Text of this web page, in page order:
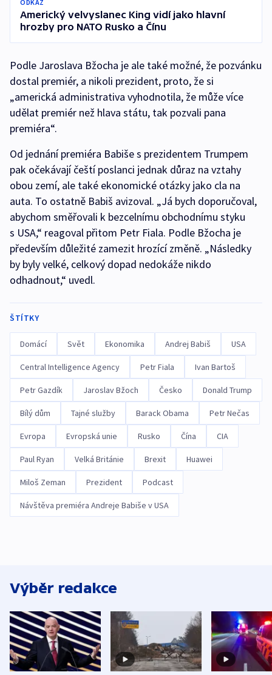
ODKAZ
Americký velvyslanec King vidí jako hlavní
hrozby pro NATO Rusko a Čínu
Podle Jaroslava Bžocha je ale také možné, že pozvánku
dostal premiér, a nikoli prezident, proto, že si
„americká administrativa vyhodnotila, že může více
udělat premiér než hlava státu, tak pozvali pana
premiéra“.
Od jednání premiéra Babiše s prezidentem Trumpem
pak očekávají čeští poslanci jednak důraz na vztahy
obou zemí, ale také ekonomické otázky jako cla na
auta. To ostatně Babiš avizoval. „Já bych doporučoval,
abychom směřovali k bezcelnímu obchodnímu styku
s USA,“ reagoval přitom Petr Fiala. Podle Bžocha je
především důležité zamezit hrozící změně. „Následky
by byly velké, celkový dopad nedokáže nikdo
odhadnout,“ uvedl.
ŠTÍTKY
Domácí Svět Ekonomika Andrej Babiš USA
Central Intelligence Agency Petr Fiala Ivan Bartoš
Petr Gazdík Jaroslav Bžoch Česko Donald Trump
Bílý dům Tajné služby Barack Obama Petr Nečas
Evropa Evropská unie Rusko Čína CIA
Paul Ryan Velká Británie Brexit Huawei
Miloš Zeman Prezident Podcast
Návštěva premiéra Andreje Babiše v USA
Výběr redakce